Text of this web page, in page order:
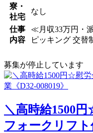
寮・
社宅
なし
仕事
内容
≪月収33万円・
ピッキング 交替
募集が停止しています
＼高時給1500
フォークリフト